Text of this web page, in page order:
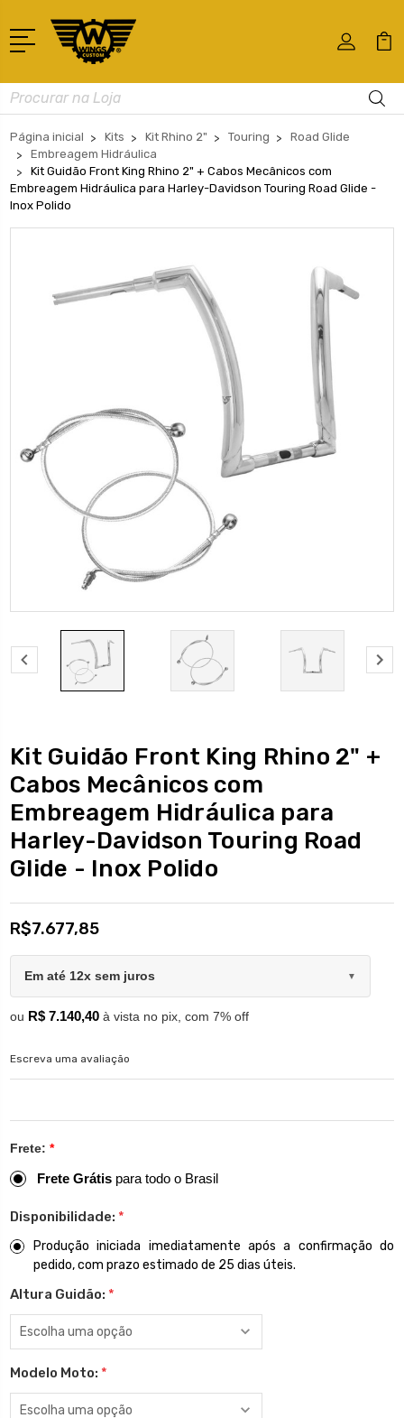
Busca
Página inicial Kits Kit Rhino 2" Touring
Road Glide
Embreagem Hidráulica
Kit Guidão Front King Rhino 2" + Cabos Mecânicos com
Embreagem Hidráulica para Harley-Davidson Touring Road Glide -
Inox Polido
Kit Guidão Front King Rhino 2" +
Cabos Mecânicos com
Embreagem Hidráulica para
Harley-Davidson Touring Road
Glide - Inox Polido
R$7.677,85
Em até 12x sem juros ▼
ou R$ 7.140,40 à vista no pix, com 7% off
Escreva uma avaliação
Frete: *
Frete Grátis para todo o Brasil
Disponibilidade: *
Produção iniciada imediatamente após a confirmação do
pedido, com prazo estimado de 25 dias úteis.
Altura Guidão: *
Modelo Moto: *